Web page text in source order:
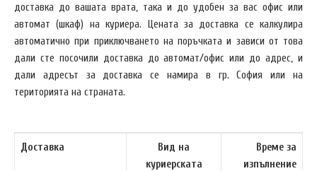
доставка до вашата врата, така и до удобен за вас офис или
автомат (шкаф) на куриера. Цената за доставка се калкулира
автоматично при приключването на поръчката и зависи от това
дали сте посочили доставка до автомат/офис или до адрес, и
дали адресът за доставка се намира в гр. София или на
територията на страната.
Доставка
Вид на
куриерската
Време за
изпълнение